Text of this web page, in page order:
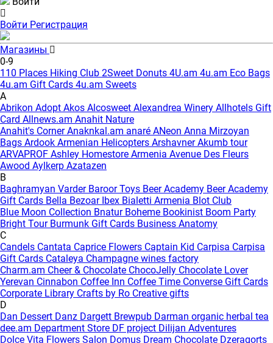
Войти Регистрация
Магазины
0-9
110 Places Hiking Club 2Sweet Donuts 4U.am 4u.am Eco Bags
4u.am Gift Cards 4u.am Sweets
A
Abrikon Adopt Akos Alcosweet Alexandrea Winery Allhotels Gift
Card Allnews.am Anahit Nature
Anahit's CornerAnaknkal.am anaré ANeon Anna Mirzoyan
Bags Ardook Armenian Helicopters Arshavner Akumb tour
ARVAPROF Ashley Homestore Armenia Avenue Des Fleurs
Awood Aylkerp Azatazen
B
Baghramyan Varder Baroor Toys Beer Academy Beer Academy
Gift Cards Bella Bezoar Ibex Bialetti Armenia Blot Club
Blue Moon Collection Bnatur Boheme Bookinist Boom Party
Bright Tour Burmunk Gift Cards Business Anatomy
C
Candels Cantata Caprice Flowers Captain Kid Carpisa Carpisa
Gift Cards Cataleya Champagne wines factory
Charm.am Cheer & Chocolate ChocoJelly Chocolate Lover
Yerevan Cinnabon Coffee Inn Coffee Time Converse Gift Cards
Corporate Library Crafts by Ro Creative gifts
D
Dan Dessert Danz Dargett Brewpub Darman organic herbal tea
dee.am Department Store DF project Dilijan Adventures
Dolce Vita Flowers Salon Domus Dream Chocolate Dzeragorts